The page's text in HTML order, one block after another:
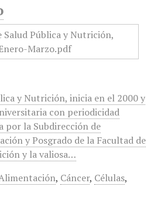
y Nutrición, inicia en el 2000 y
con periodicidad
la Subdirección de
y Posgrado de la Facultad de
y la valiosa…
, Cáncer, Células,